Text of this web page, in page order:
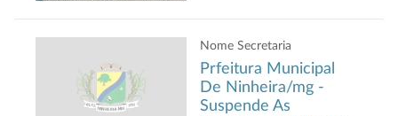
Nome Secretaria
Prfeitura Municipal
De Ninheira/mg -
Suspende As